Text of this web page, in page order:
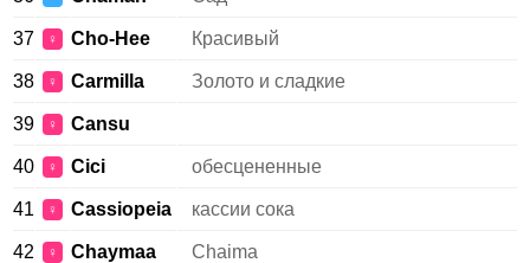
37 ♀ Cho-Hee Красивый
38 ♀ Carmilla Золото и сладкие
39 ♀ Cansu
40 ♀ Cici обесцененные
41 ♀ Cassiopeia кассии сока
42 ♀ Chaymaa Chaima